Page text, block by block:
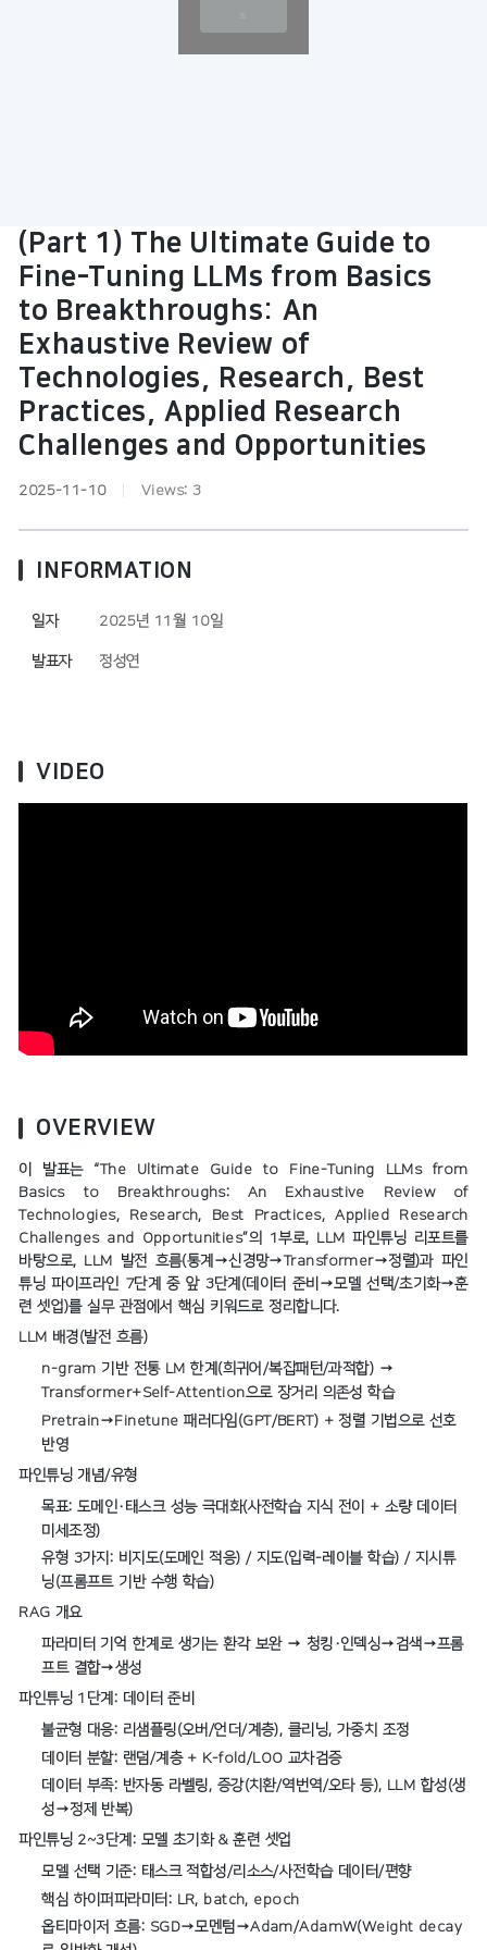
(Part 1) The Ultimate Guide to
Fine-Tuning LLMs from Basics
to Breakthroughs: An
Exhaustive Review of
Technologies, Research, Best
Practices, Applied Research
Challenges and Opportunities
2025-11-10 Views:3
INFORMATION
일자 2025년 11월 10일
발표자 정성연
VIDEO
OVERVIEW
이 발표는 “The Ultimate Guide to Fine-Tuning LLMs from
Basics to Breakthroughs: An Exhaustive Review of
Technologies, Research, Best Practices, Applied Research
Challenges and Opportunities”의 1부로, LLM 파인튜닝 리포트를
바탕으로, LLM 발전 흐름(통계→신경망→Transformer→정렬)과 파인
튜닝 파이프라인 7단계 중 앞 3단계(데이터 준비→모델 선택/초기화→훈
련 셋업)를 실무 관점에서 핵심 키워드로 정리합니다.
LLM 배경(발전 흐름)
n-gram 기반 전통 LM 한계(희귀어/복잡패턴/과적합) →
Transformer+Self-Attention으로 장거리 의존성 학습
Pretrain→Finetune 패러다임(GPT/BERT) + 정렬 기법으로 선호
반영
파인튜닝 개념/유형
목표: 도메인·태스크 성능 극대화(사전학습 지식 전이 + 소량 데이터
미세조정)
유형 3가지: 비지도(도메인 적응) / 지도(입력-레이블 학습) / 지시튜
닝(프롬프트 기반 수행 학습)
RAG 개요
파라미터 기억 한계로 생기는 환각 보완 → 청킹·인덱싱→검색→프롬
프트 결합→생성
파인튜닝 1단계: 데이터 준비
불균형 대응: 리샘플링(오버/언더/계층), 클리닝, 가중치 조정
데이터 분할: 랜덤/계층 + K-fold/LOO 교차검증
데이터 부족: 반자동 라벨링, 증강(치환/역번역/오타 등), LLM 합성(생
성→정제 반복)
파인튜닝 2~3단계: 모델 초기화 & 훈련 셋업
모델 선택 기준: 태스크 적합성/리소스/사전학습 데이터/편향
핵심 하이퍼파라미터: LR, batch, epoch
옵티마이저 흐름: SGD→모멘텀→Adam/AdamW(Weight decay